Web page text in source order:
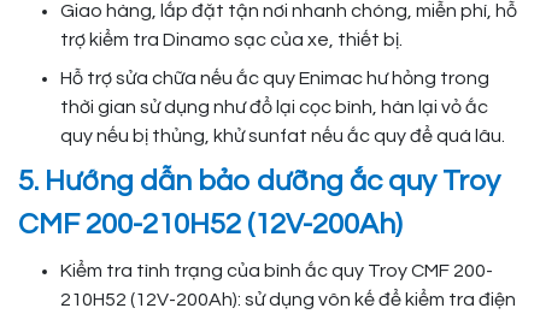
Giao hàng, lắp đặt tận nơi nhanh chóng, miễn phí, hỗ
trợ kiểm tra Dinamo sạc của xe, thiết bị.
Hỗ trợ sửa chữa nếu ắc quy Enimac hư hỏng trong
thời gian sử dụng như đổ lại cọc bình, hàn lại vỏ ắc
quy nếu bị thủng, khử sunfat nếu ắc quy để quá lâu.
5. Hướng dẫn bảo dưỡng ắc quy Troy
CMF 200-210H52 (12V-200Ah)
Kiểm tra tình trạng của bình ắc quy Troy CMF 200-
210H52 (12V-200Ah): sử dụng vôn kế để kiểm tra điện